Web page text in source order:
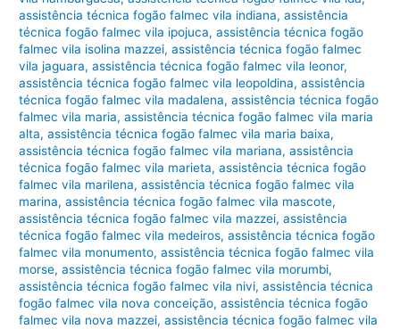
assistência técnica fogão falmec vila indiana,assistência
técnica fogão falmec vila ipojuca,assistência técnica fogão
falmec vila isolina mazzei,assistência técnica fogão falmec
vila jaguara,assistência técnica fogão falmec vila leonor,
assistência técnica fogão falmec vila leopoldina,assistência
técnica fogão falmec vila madalena,assistência técnica fogão
falmec vila maria,assistência técnica fogão falmec vila maria
alta,assistência técnica fogão falmec vila maria baixa,
assistência técnica fogão falmec vila mariana,assistência
técnica fogão falmec vila marieta,assistência técnica fogão
falmec vila marilena,assistência técnica fogão falmec vila
marina,assistência técnica fogão falmec vila mascote,
assistência técnica fogão falmec vila mazzei,assistência
técnica fogão falmec vila medeiros,assistência técnica fogão
falmec vila monumento,assistência técnica fogão falmec vila
morse,assistência técnica fogão falmec vila morumbi,
assistência técnica fogão falmec vila nivi,assistência técnica
fogão falmec vila nova conceição,assistência técnica fogão
falmec vila nova mazzei,assistência técnica fogão falmec vila